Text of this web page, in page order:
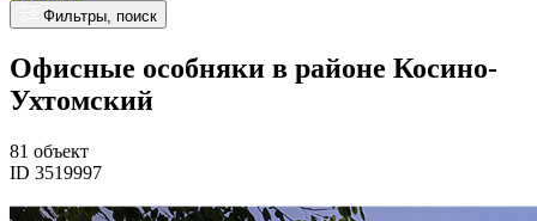
Фильтры, поиск
Офисные особняки в районе Косино-
Ухтомский
81 объект
ID 3519997